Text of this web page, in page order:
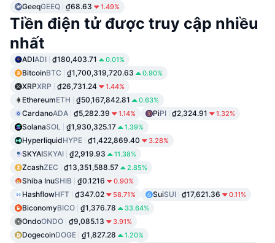
GeeqGEEQ ₫68.63 1.49%
Tiền điện tử được truy cập nhiều
nhất
ADIADI ₫180,403.71 0.01%
BitcoinBTC ₫1,700,319,720.63 0.90%
XRPXRP ₫26,731.24 1.44%
EthereumETH ₫50,167,842.81 0.63%
CardanoADA ₫5,282.39 1.14% PiPI ₫2,324.91 1.32%
SolanaSOL ₫1,930,325.17 1.39%
HyperliquidHYPE ₫1,422,869.40 3.28%
SKYAISKYAI ₫2,919.93 11.38%
ZcashZEC ₫13,351,588.57 2.85%
Shiba InuSHIB ₫0.1216 0.90%
HashflowHFT ₫347.02 58.71% SuiSUI ₫17,621.36 0.11%
BiconomyBICO ₫1,376.78 33.64%
OndoONDO ₫9,085.13 3.91%
DogecoinDOGE ₫1,827.28 1.20%